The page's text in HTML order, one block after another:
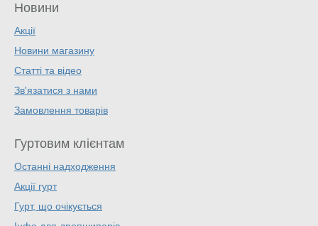
Новини
Акції
Новини магазину
Статті та відео
Зв'язатися з нами
Замовлення товарів
Гуртовим клієнтам
Останні надходження
Акції гурт
Гурт, що очікується